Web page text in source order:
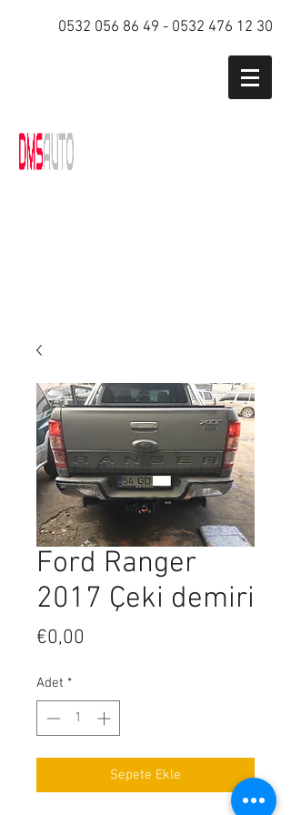
0532 056 86 49 - 0532 476 12 30
Ford Ranger
2017 Çeki demiri
€0,00
Adet *
Sepete Ekle